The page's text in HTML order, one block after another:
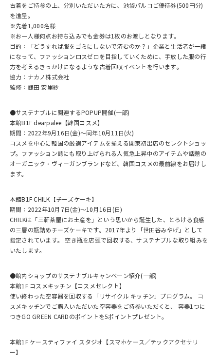
古着をご持参の上、分別いただいた方に、池袋パルコご優待券(500円分)
を進呈。
※先着1,000名様
※お一人様何点お持ち込みでも金券は1枚のお渡しとなります。
目的：「どうすれば服をゴミにしないで済むのか？」企業と生活者が一緒
になって、ファッションロスゼロを目指していくために、手放した服の行
方を考えるきっかけになるような古着回収イベントを行います。
協力：ナカノ株式会社
監修：鎌田 安里紗
●サステナブルに関連するPOPUP開催(一部)
本館B1F dearpalee【韓国コスメ】
期間：2022年9月16日(金)～同年10月11日(火)
コスメを中心に韓国の厳選アイテムを揃える関東初出店のセレクトショッ
プ。ファッション誌にも取り上げられる人気急上昇中のアイテムや話題の
オーガニック・ヴィーガンブランドなど、韓国コスメの最前線をお届けし
ます。
本館B1F CHILK【チーズケーキ】
期間：2022年10月7日(金)～10月16日(日)
CHILKは「三軒茶屋にお土産を」という思いから誕生した、とろける食感
の三層の瓶詰めチーズケーキです。2017年より「世田谷みやげ」として
指定されています。 空き瓶を店頭で回収する、サステナブルな取り組みを
いたします。
●館内ショップのサステナブルキャンペーン紹介(一部)
本館1F コスメキッチン【コスメセレクト】
使い終わった空容器を回収する「リサイクル キッチン」プログラム。 コ
スメキッチンでご購入いただいた空容器をご持参いただくと、 容器1つに
つきGO GREEN CARDのポイントを5ポイントプレゼント。
本館1F ケースティファイ スタジオ【スマホケース／テックアクセサリ
ー】